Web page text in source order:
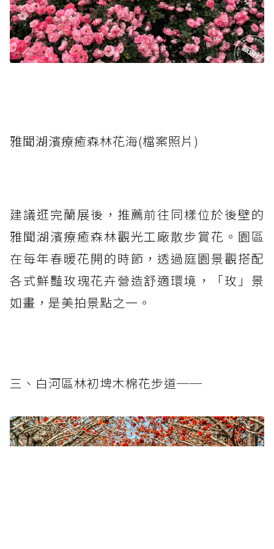
雅聞湖濱療癒森林花海(檔案照片)
建議逛完蘭展後，推薦前往同樣位於後壁的
雅聞湖濱療癒森林觀光工廠散步賞花。園區
在每年春暖花開的時節，透過庭園景觀搭配
各式鮮豔玫瑰花卉營造舒適環境，「玫」景
如畫，是美拍景點之一。
三、白河區林初埤木棉花步道──